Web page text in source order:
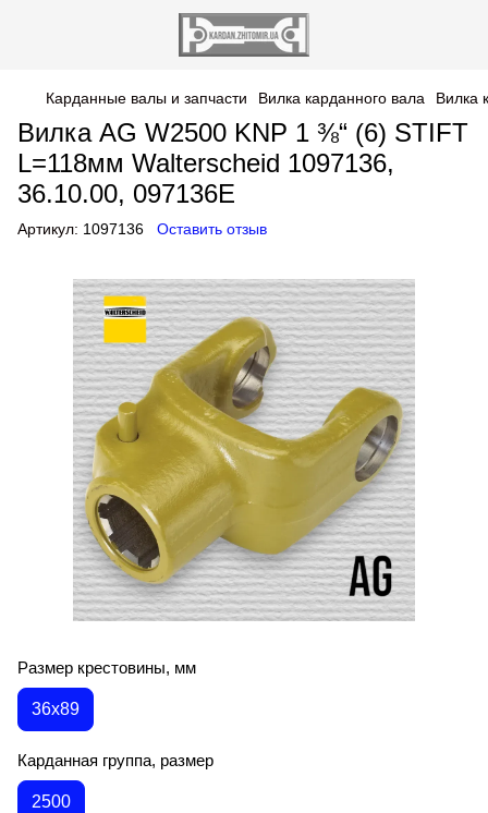
Карданные валы и запчасти Вилка карданного вала Вилка
Вилка AG W2500 KNP 1 ⅜“ (6) STIFT
L=118мм Walterscheid 1097136,
36.10.00, 097136E
Артикул: 1097136 Оставить отзыв
Размер крестовины, мм
36х89
Карданная группа, размер
2500